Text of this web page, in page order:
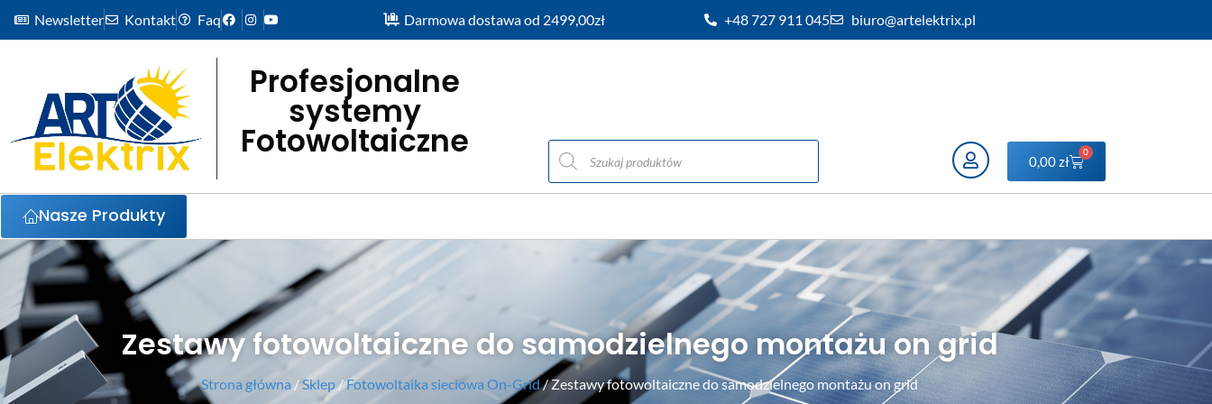
Newsletter Kontakt Faq Darmowa dostawa od 2499,00zł +48 727 911 045 biuro@artelektrix.pl
Profesjonalne
systemy
Fotowoltaiczne 0,00zł
0
Nasze Produkty
Zestawy fotowoltaiczne do samodzielnego montażu on grid
Strona główna /Sklep/Fotowoltaika sieciowa On-Grid/ Zestawy fotowoltaiczne do samodzielnego montażu on grid